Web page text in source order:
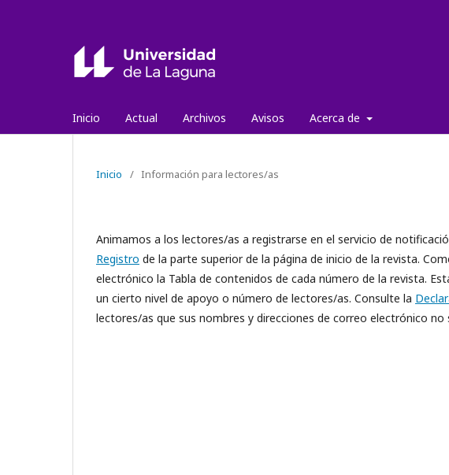
Inicio Actual Archivos Avisos Acerca de
Inicio / Información para lectores/as
Animamos a los lectores/as a registrarse en el servicio de
Registro de la parte superior de la página de inicio de la revista.
electrónico la Tabla de contenidos de cada número de la revista.
un cierto nivel de apoyo o número de lectores/as. Consulte la
lectores/as que sus nombres y direcciones de correo electrónico